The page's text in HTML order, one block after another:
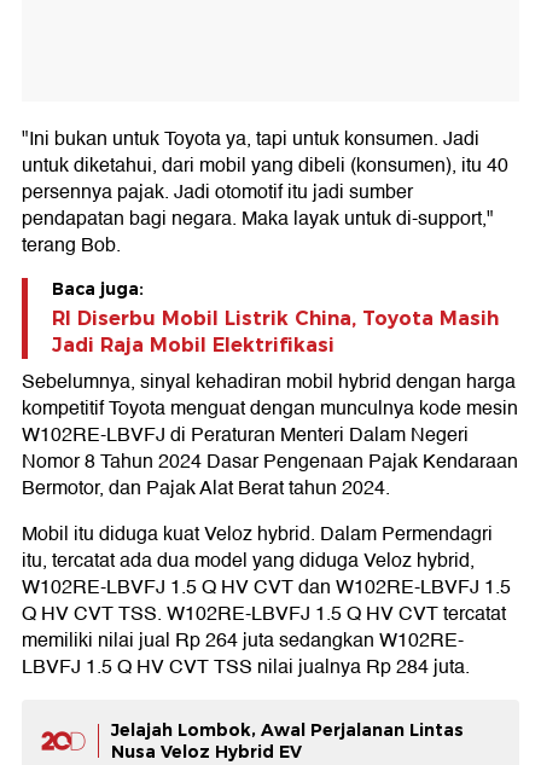
"Ini bukan untuk Toyota ya, tapi untuk konsumen. Jadi
untuk diketahui, dari mobil yang dibeli (konsumen), itu 40
persennya pajak. Jadi otomotif itu jadi sumber
pendapatan bagi negara. Maka layak untuk di-support,"
terang Bob.
Baca juga:
RI Diserbu Mobil Listrik China, Toyota Masih
Jadi Raja Mobil Elektrifikasi
Sebelumnya, sinyal kehadiran mobil hybrid dengan harga
kompetitif Toyota menguat dengan munculnya kode mesin
W102RE-LBVFJ di Peraturan Menteri Dalam Negeri
Nomor 8 Tahun 2024 Dasar Pengenaan Pajak Kendaraan
Bermotor, dan Pajak Alat Berat tahun 2024.
Mobil itu diduga kuat Veloz hybrid. Dalam Permendagri
itu, tercatat ada dua model yang diduga Veloz hybrid,
W102RE-LBVFJ 1.5 Q HV CVT dan W102RE-LBVFJ 1.5
Q HV CVT TSS. W102RE-LBVFJ 1.5 Q HV CVT tercatat
memiliki nilai jual Rp 264 juta sedangkan W102RE-
LBVFJ 1.5 Q HV CVT TSS nilai jualnya Rp 284 juta.
Jelajah Lombok, Awal Perjalanan Lintas
Nusa Veloz Hybrid EV